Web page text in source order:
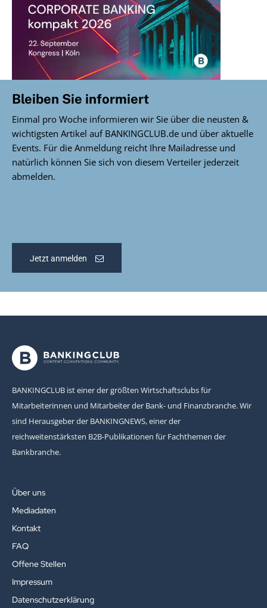
Bleiben Sie informiert
Einmal pro Woche informieren wir Sie über die neusten &
wichtigsten Artikel auf BANKINGCLUB.de und über aktuelle
Events. Für die Anmeldung reicht Ihre Mailadresse und
natürlich können Sie sich von diesem Verteiler jederzeit
abmelden.
Jetzt anmelden
BANKINGCLUB ist einer der größten Wirtschaftsclubs für
Mitarbeiterinnen und Mitarbeiter der Bank- und Finanzbranche. Wir
sind Herausgeber der BANKINGNEWS, einer der
reichweitenstärksten B2B-Publikationen für Fachthemen der
Bankbranche.
Über uns
Mediadaten
Kontakt
FAQ
Offene Stellen
Impressum
Datenschutzerklärung